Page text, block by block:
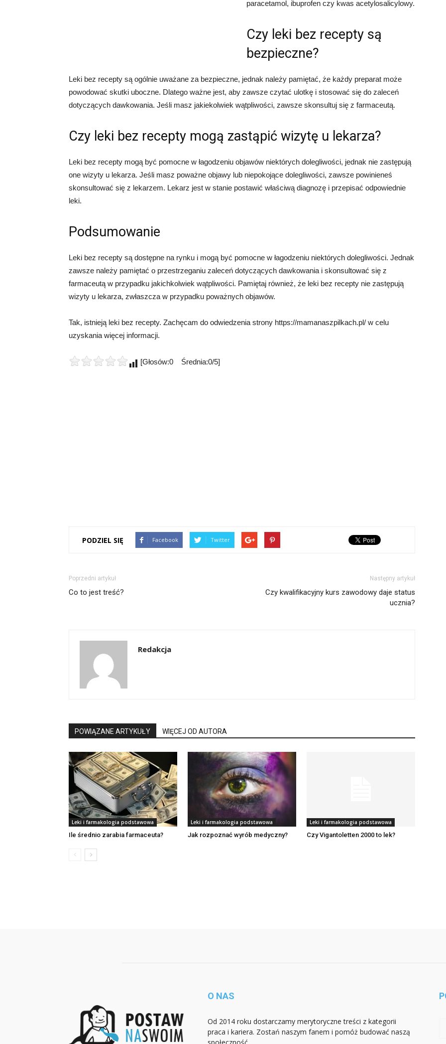
paracetamol, ibuprofen czy kwas acetylosalicylowy.
Czy leki bez recepty są
bezpieczne?
Leki bez recepty są ogólnie uważane za bezpieczne, jednak należy pamiętać, że każdy preparat może
powodować skutki uboczne. Dlatego ważne jest, aby zawsze czytać ulotkę i stosować się do zaleceń
dotyczących dawkowania. Jeśli masz jakiekolwiek wątpliwości, zawsze skonsultuj się z farmaceutą.
Czy leki bez recepty mogą zastąpić wizytę u lekarza?
Leki bez recepty mogą być pomocne w łagodzeniu objawów niektórych dolegliwości, jednak nie zastępują
one wizyty u lekarza. Jeśli masz poważne objawy lub niepokojące dolegliwości, zawsze powinieneś
skonsultować się z lekarzem. Lekarz jest w stanie postawić właściwą diagnozę i przepisać odpowiednie
leki.
Podsumowanie
Leki bez recepty są dostępne na rynku i mogą być pomocne w łagodzeniu niektórych dolegliwości. Jednak
zawsze należy pamiętać o przestrzeganiu zaleceń dotyczących dawkowania i skonsultować się z
farmaceutą w przypadku jakichkolwiek wątpliwości. Pamiętaj również, że leki bez recepty nie zastępują
wizyty u lekarza, zwłaszcza w przypadku poważnych objawów.
Tak, istnieją leki bez recepty. Zachęcam do odwiedzenia strony https://mamanaszpilkach.pl/ w celu
uzyskania więcej informacji.
[Głosów:0 Średnia:0/5]
PODZIEL SIĘ Facebook Twitter
Poprzedni artykuł
Co to jest treść?
Następny artykuł
Czy kwalifikacyjny kurs zawodowy daje status
ucznia?
Redakcja
POWIĄZANE ARTYKUŁY WIĘCEJ OD AUTORA
Leki i farmakologia podstawowa
Ile średnio zarabia farmaceuta?
Leki i farmakologia podstawowa
Jak rozpoznać wyrób medyczny?
Leki i farmakologia podstawowa
Czy Vigantoletten 2000 to lek?
O NAS
Od 2014 roku dostarczamy merytoryczne treści z kategorii
praca i kariera. Zostań naszym fanem i pomóż budować naszą